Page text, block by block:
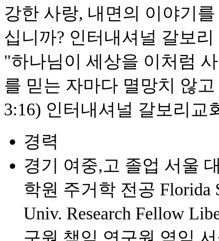
강한 사랑, 내면의 이야기
십니까? 인터내셔널 갈보
"하나님이 세상을 이처럼
를 믿는 자마다 멸망치 않
3:16) 인터내셔널 갈보리교
경력
경기 여중,고 졸업 서울
학원 주거학 전공 Florida
Univ. Research Fellow